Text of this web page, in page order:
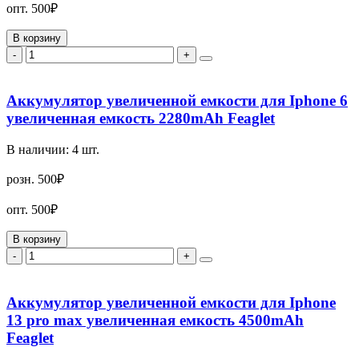
опт. 500₽
В корзину
-
+
Аккумулятор увеличенной емкости для Iphone 6
увеличенная емкость 2280mAh Feaglet
В наличии: 4 шт.
розн. 500₽
опт. 500₽
В корзину
-
+
Аккумулятор увеличенной емкости для Iphone
13 pro max увеличенная емкость 4500mAh
Feaglet